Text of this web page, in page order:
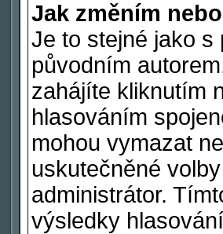
Jak změním
Je to stejné jako
původním
zahájíte kliknutím
hlasováním
mohou vymazat
uskutečněné
administrátor.
výsledky